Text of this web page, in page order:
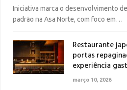
Iniciativa marca o desenvolvimento
padrão na Asa Norte, com foco em…
Restaurante
portas
experiência
março 10, 2026